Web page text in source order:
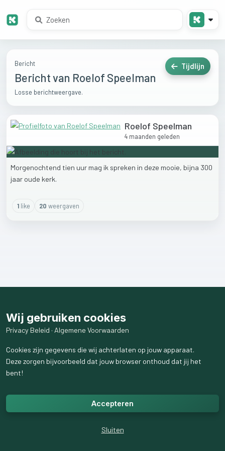
Bericht
Bericht van Roelof Speelman
Losse berichtweergave.
Tijdlijn
Roelof Speelman
4 maanden geleden
Morgenochtend tien uur mag ik spreken in deze mooie, bijna 300
jaar oude kerk.
1like 20 weergaven
Wij gebruiken cookies
Privacy Beleid · Algemene Voorwaarden
Cookies zijn gegevens die wij achterlaten op jouw apparaat.
Deze zorgen bijvoorbeeld dat jouw browser onthoud dat jij het
bent!
Accepteren
Sluiten